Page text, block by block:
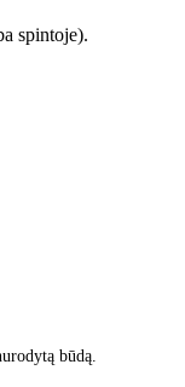
spintoje).
būdą.